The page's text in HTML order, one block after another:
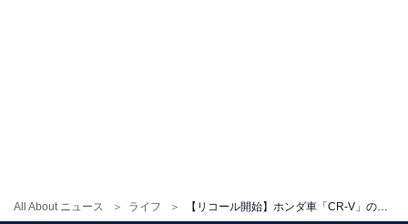
All About ニュース ライフ